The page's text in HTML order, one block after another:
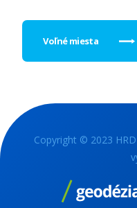
Voľné miesta
Copyright © 2023